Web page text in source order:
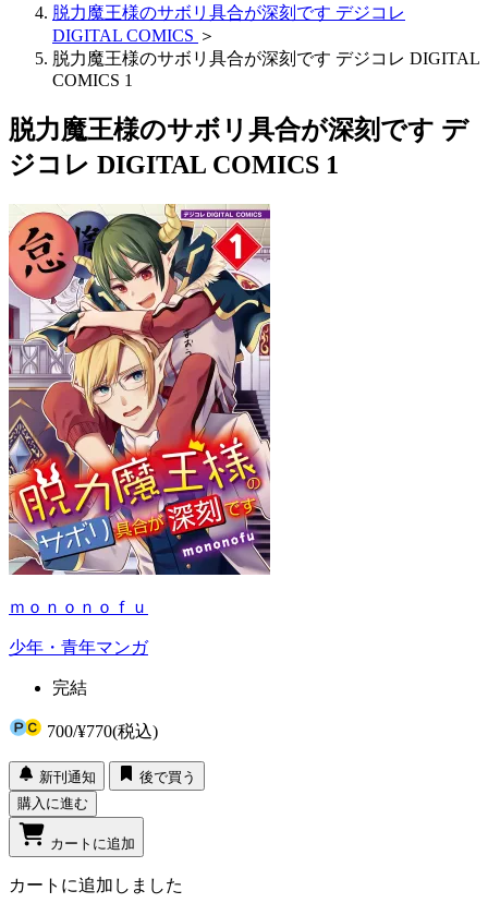
脱力魔王様のサボリ具合が深刻です デジコレ
DIGITAL COMICS ＞
脱力魔王様のサボリ具合が深刻です デジコレ DIGITAL
COMICS 1
脱力魔王様のサボリ具合が深刻です デ
ジコレ DIGITAL COMICS 1
ｍｏｎｏｎｏｆｕ
少年・青年マンガ
完結
700/¥770(税込)
新刊通知
後で買う
購入に進む
カートに追加
カートに追加しました